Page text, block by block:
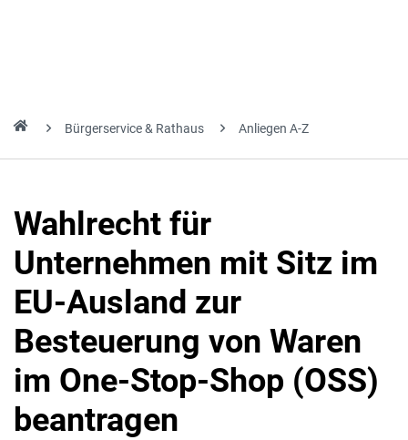
Bürgerservice & Rathaus Anliegen A-Z
Wahlrecht für
Unternehmen mit Sitz im
EU-Ausland zur
Besteuerung von Waren
im One-Stop-Shop (OSS)
beantragen